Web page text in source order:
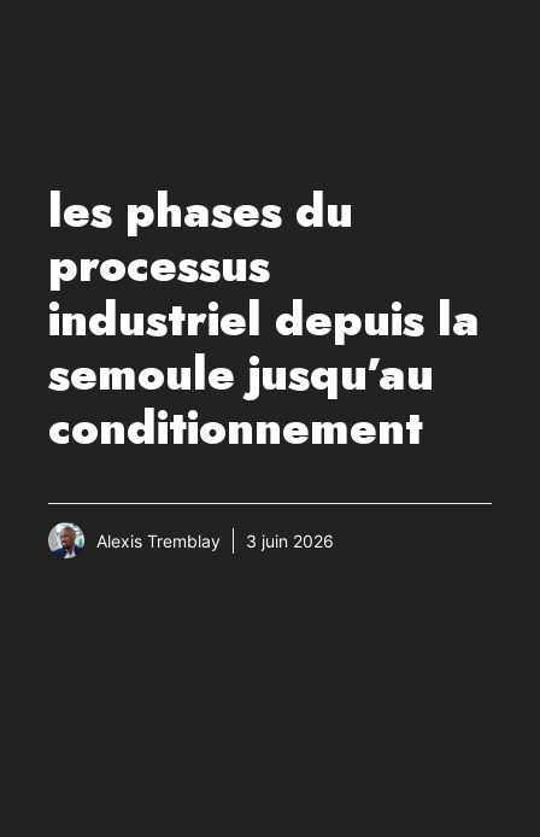
les phases du
processus
industriel depuis la
semoule jusqu’au
conditionnement
Alexis Tremblay 3 juin 2026